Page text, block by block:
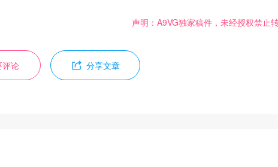
声明：A9VG独家稿件，未经授权禁止
评论 分享文章